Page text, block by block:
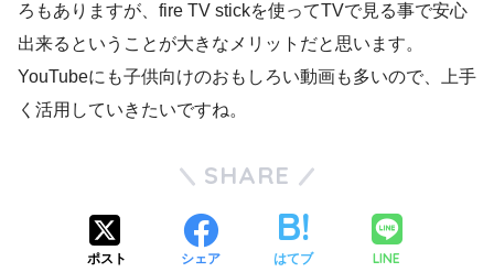
ろもありますが、fire TV stickを使ってTVで見る事で安心
出来るということが大きなメリットだと思います。
YouTubeにも子供向けのおもしろい動画も多いので、上手
く活用していきたいですね。
SHARE
ポスト シェア はてブ LINE